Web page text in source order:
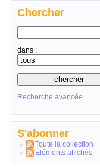
Chercher
dans :
Recherche avancée
S'abonner
Toute la collection
Éléments affichés